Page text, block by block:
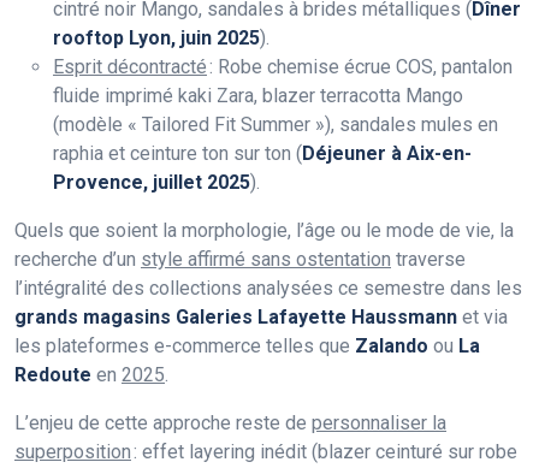
cintré noir Mango, sandales à brides métalliques ( Dîner
rooftop Lyon, juin 2025).
Esprit décontracté: Robe chemise écrue COS, pantalon
fluide imprimé kaki Zara, blazer terracotta Mango
(modèle « Tailored Fit Summer »), sandales mules en
raphia et ceinture ton sur ton ( Déjeuner à Aix-en-
Provence, juillet 2025).
Quels que soient la morphologie, l’âge ou le mode de vie, la
recherche d’un style affirmé sans ostentation traverse
l’intégralité des collections analysées ce semestre dans les
grands magasins Galeries Lafayette Haussmann et via
les plateformes e-commerce telles que Zalando ou La
Redoute en 2025.
L’enjeu de cette approche reste de personnaliser la
superposition: effet layering inédit (blazer ceinturé sur robe